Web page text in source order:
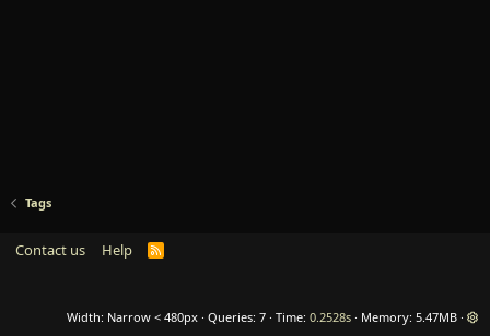
Tags
Contact us Help
R
Width Queries 7 Time 0.2528s Memory 5.47MB